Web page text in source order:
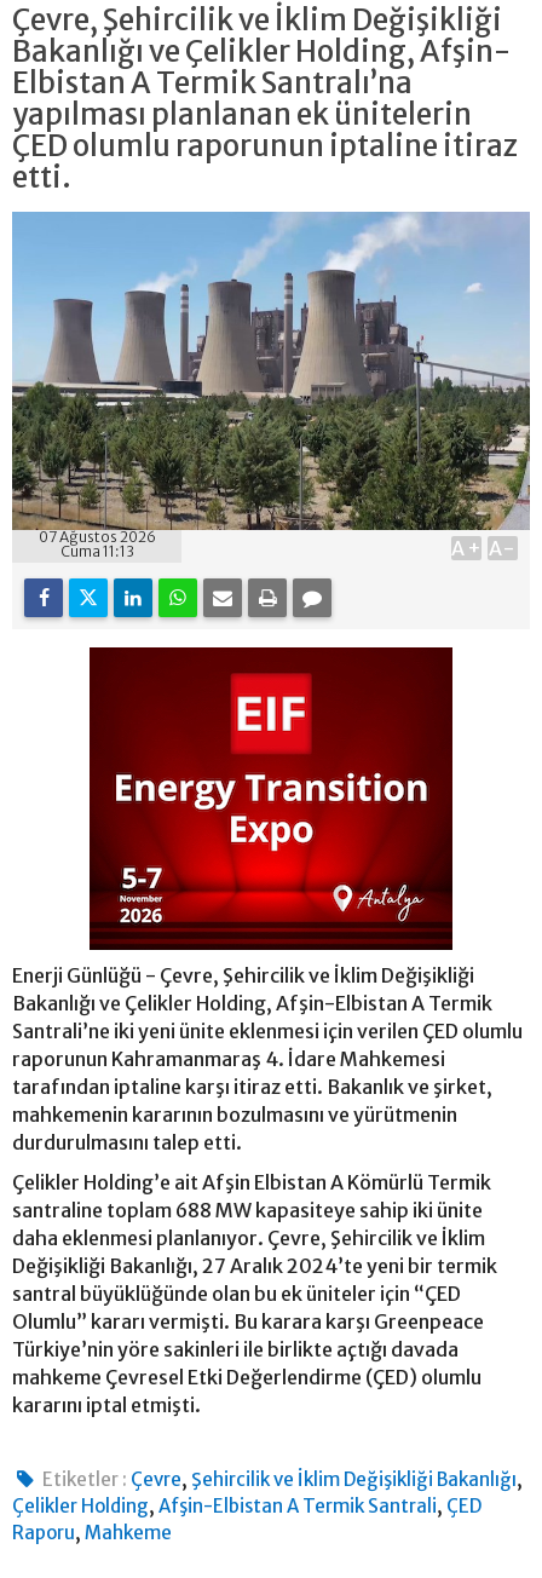
Çevre, Şehircilik ve İklim Değişikliği
Bakanlığı ve Çelikler Holding, Afşin-
Elbistan A Termik Santralı’na
yapılması planlanan ek ünitelerin
ÇED olumlu raporunun iptaline itiraz
etti.
07 Ağustos 2026
Cuma 11:13
A+ A-
Enerji Günlüğü - Çevre, Şehircilik ve İklim Değişikliği
Bakanlığı ve Çelikler Holding, Afşin-Elbistan A Termik
Santrali’ne iki yeni ünite eklenmesi için verilen ÇED olumlu
raporunun Kahramanmaraş 4. İdare Mahkemesi
tarafından iptaline karşı itiraz etti. Bakanlık ve şirket,
mahkemenin kararının bozulmasını ve yürütmenin
durdurulmasını talep etti.
Çelikler Holding’e ait Afşin Elbistan A Kömürlü Termik
santraline toplam 688 MW kapasiteye sahip iki ünite
daha eklenmesi planlanıyor. Çevre, Şehircilik ve İklim
Değişikliği Bakanlığı, 27 Aralık 2024’te yeni bir termik
santral büyüklüğünde olan bu ek üniteler için “ÇED
Olumlu” kararı vermişti. Bu karara karşı Greenpeace
Türkiye’nin yöre sakinleri ile birlikte açtığı davada
mahkeme Çevresel Etki Değerlendirme (ÇED) olumlu
kararını iptal etmişti.
Etiketler : Çevre, Şehircilik ve İklim Değişikliği Bakanlığı,
Çelikler Holding, Afşin-Elbistan A Termik Santrali, ÇED
Raporu, Mahkeme